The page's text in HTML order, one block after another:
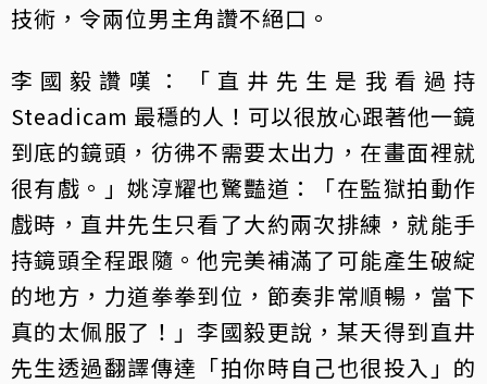
技術，令兩位男主角讚不絕口。
李國毅讚嘆：「直井先生是我看過持
Steadicam 最穩的人！可以很放心跟著他一鏡
到底的鏡頭，彷彿不需要太出力，在畫面裡就
很有戲。」姚淳耀也驚豔道：「在監獄拍動作
戲時，直井先生只看了大約兩次排練，就能手
持鏡頭全程跟隨。他完美補滿了可能產生破綻
的地方，力道拳拳到位，節奏非常順暢，當下
真的太佩服了！」李國毅更說，某天得到直井
先生透過翻譯傳達「拍你時自己也很投入」的